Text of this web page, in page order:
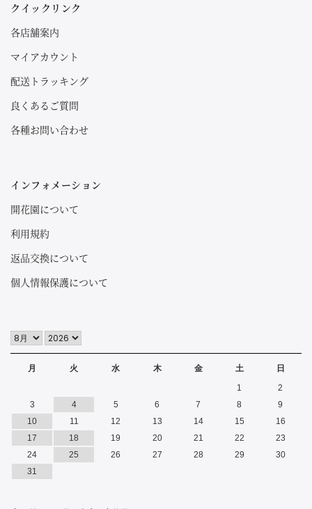
クイックリンク
各店舗案内
マイアカウント
配送トラッキング
良くあるご質問
各種お問い合わせ
インフォメーション
開花園について
利用規約
返品交換について
個人情報保護について
月 火 水 木 金 土 日
1
2
3
4 5 6 7 8
9
10
11 12 13 14 15
16
17
18 19 20 21 22
23
24
25 26 27 28 29
30
31